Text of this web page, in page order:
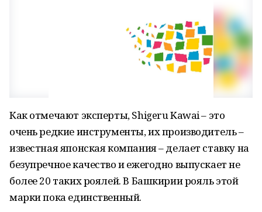
Как отмечают эксперты, Shigeru Kawai – это
очень редкие инструменты, их производитель –
известная японская компания – делает ставку на
безупречное качество и ежегодно выпускает не
более 20 таких роялей. В Башкирии рояль этой
марки пока единственный.